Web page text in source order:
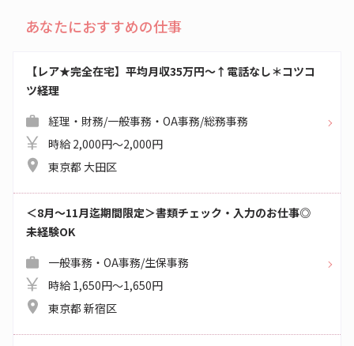
あなたにおすすめの仕事
【レア★完全在宅】平均月収35万円～↑電話なし＊コツコ
ツ経理
経理・財務/一般事務・OA事務/総務事務
時給 2,000円～2,000円
東京都 大田区
＜8月～11月迄期間限定＞書類チェック・入力のお仕事◎
未経験OK
一般事務・OA事務/生保事務
時給 1,650円～1,650円
東京都 新宿区